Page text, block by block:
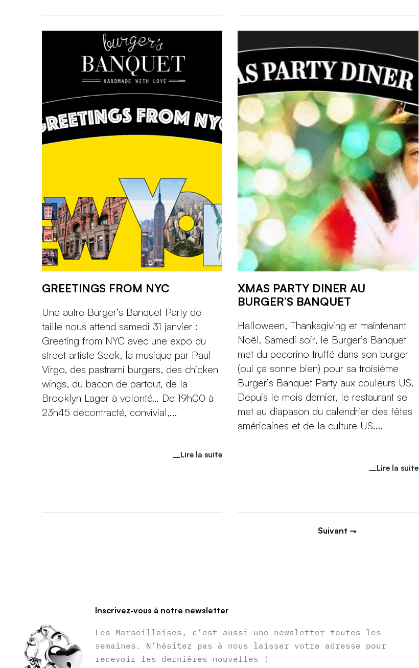
GREETINGS FROM NYC
Une autre Burger’s Banquet Party de
taille nous attend samedi 31 janvier :
Greeting from NYC avec une expo du
street artiste Seek, la musique par Paul
Virgo, des pastrami burgers, des chicken
wings, du bacon de partout, de la
Brooklyn Lager à volonté… De 19h00 à
23h45 décontracté, convivial,...
Lire la suite
XMAS PARTY DINER AU
BURGER’S BANQUET
Halloween, Thanksgiving et maintenant
Noël. Samedi soir, le Burger’s Banquet
met du pecorino truffé dans son burger
(oui ça sonne bien) pour sa troisième
Burger’s Banquet Party aux couleurs US.
Depuis le mois dernier, le restaurant se
met au diapason du calendrier des fêtes
américaines et de la culture US....
Lire la suite
Suivant ⇁
Inscrivez-vous à notre newsletter
Les Marseillaises, c’est aussi une newsletter toutes les
semaines. N’hésitez pas à nous laisser votre adresse pour
recevoir les dernières nouvelles !